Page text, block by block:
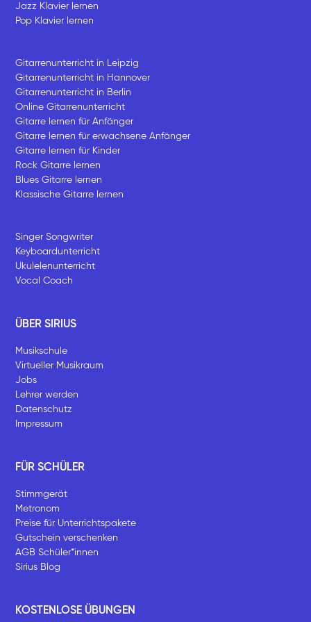
Jazz Klavier lernen
Pop Klavier lernen
Gitarrenunterricht in Leipzig
Gitarrenunterricht in Hannover
Gitarrenunterricht in Berlin
Online Gitarrenunterricht
Gitarre lernen für Anfänger
Gitarre lernen für erwachsene Anfänger
Gitarre lernen für Kinder
Rock Gitarre lernen
Blues Gitarre lernen
Klassische Gitarre lernen
Singer Songwriter
Keyboardunterricht
Ukulelenunterricht
Vocal Coach
ÜBER SIRIUS
Musikschule
Virtueller Musikraum
Jobs
Lehrer werden
Datenschutz
Impressum
FÜR SCHÜLER
Stimmgerät
Metronom
Preise für Unterrichtspakete
Gutschein verschenken
AGB Schüler*innen
Sirius Blog
KOSTENLOSE ÜBUNGEN